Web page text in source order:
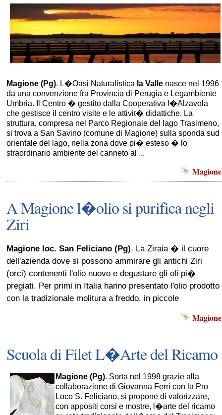
Magione (Pg). L�Oasi Naturalistica la Valle nasce nel 1996
da una convenzione fra Provincia di Perugia e Legambiente
Umbria. Il Centro � gestito dalla Cooperativa l�Alzavola
che gestisce il centro visite e le attivit� didattiche. La
struttura, compresa nel Parco Regionale del lago Trasimeno,
si trova a San Savino (comune di Magione) sulla sponda sud
orientale del lago, nella zona dove pi� esteso � lo
straordinario ambiente del canneto al ...
Magione
A Magione l�olio si purifica negli
Ziri
Magione loc. San Feliciano (Pg). La Ziraia � il cuore
dell'azienda dove si possono ammirare gli antichi Ziri
(orci) contenenti l'olio nuovo e degustare gli oli pi�
pregiati. Per primi in Italia hanno presentato l'olio prodotto
con la tradizionale molitura a freddo, in piccole
Magione
Scuola di Filet L�Arte del Ricamo
Magione (Pg). Sorta nel 1998 grazie alla
collaborazione di Giovanna Ferri con la Pro
Loco S. Feliciano, si propone di valorizzare,
con appositi corsi e mostre, l�arte del ricamo